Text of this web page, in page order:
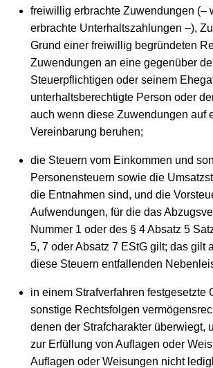
freiwillig erbrachte Zuwendungen (–
erbrachte Unterhaltszahlungen –),
Grund einer freiwillig begründeten
Zuwendungen an eine gegenüber
Steuerpflichtigen oder seinem
unterhaltsberechtigte Person oder
auch wenn diese Zuwendungen auf
Vereinbarung beruhen;
die Steuern vom Einkommen und
Personensteuern sowie die
die Entnahmen sind, und die
Aufwendungen, für die das
Nummer 1 oder des § 4 Absatz 5
5, 7 oder Absatz 7 EStG gilt; das gilt
diese Steuern entfallenden
in einem Strafverfahren festgesetzte
sonstige Rechtsfolgen
denen der Strafcharakter überwiegt,
zur Erfüllung von Auflagen oder
Auflagen oder Weisungen nicht